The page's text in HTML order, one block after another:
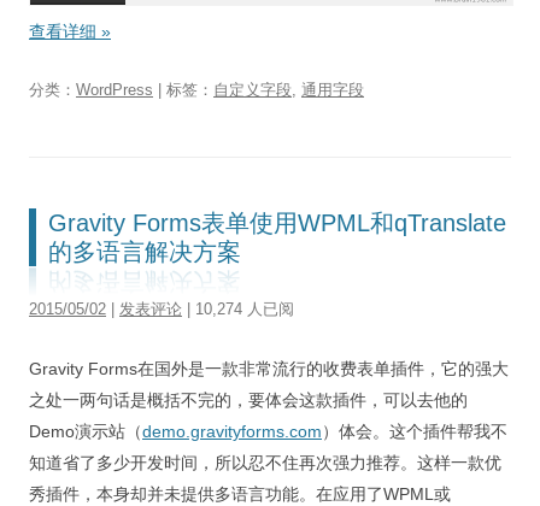
查看详细 »
分类： WordPress | 标签： 自定义字段 通用字段
Gravity Forms表单使用WPML和qTranslate
的多语言解决方案
2015/05/02 发表评论 | 10,274 人已阅
Gravity Forms在国外是一款非常流行的收费表单插件，它的强大
之处一两句话是概括不完的，要体会这款插件，可以去他的
Demo演示站（demo.gravityforms.com）体会。这个插件帮我不
知道省了多少开发时间，所以忍不住再次强力推荐。这样一款优
秀插件，本身却并未提供多语言功能。在应用了WPML或